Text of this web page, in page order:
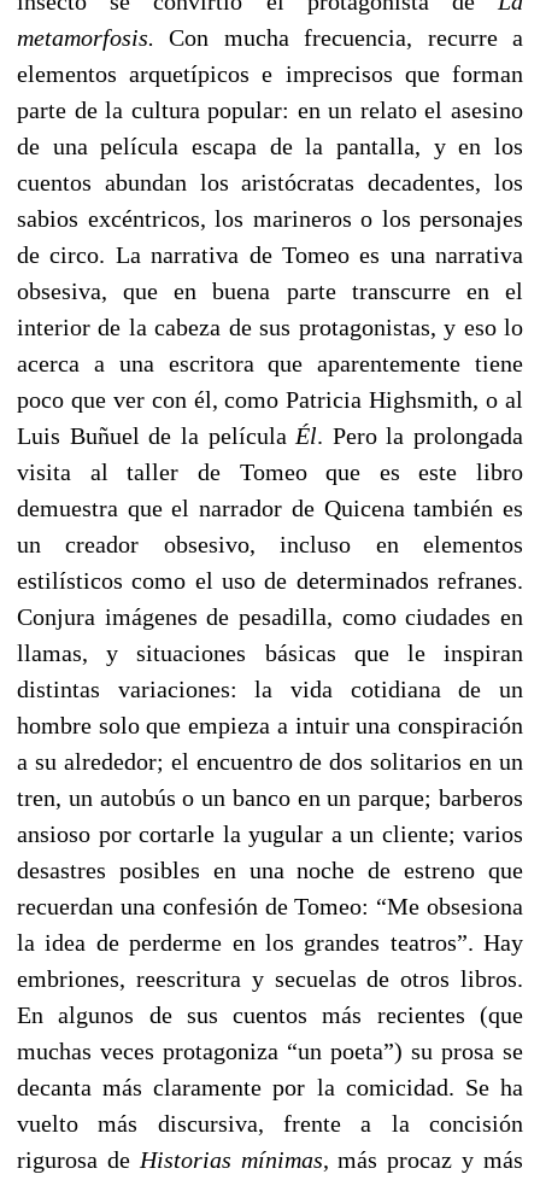
metamorfosis.Con mucha frecuencia, recurre a
elementos arquetípicos e imprecisos que forman
parte de la cultura popular: en un relato el asesino
de una película escapa de la pantalla, y en los
cuentos abundan los aristócratas decadentes, los
sabios excéntricos, los marineros o los personajes
de circo. La narrativa de Tomeo es una narrativa
obsesiva, que en buena parte transcurre en el
interior de la cabeza de sus protagonistas, y eso lo
acerca a una escritora que aparentemente tiene
poco que ver con él, como Patricia Highsmith, o al
Luis Buñuel de la película Él. Pero la prolongada
visita al taller de Tomeo que es este libro
demuestra que el narrador de Quicena también es
un creador obsesivo, incluso en elementos
estilísticos como el uso de determinados refranes.
Conjura imágenes de pesadilla, como ciudades en
llamas, y situaciones básicas que le inspiran
distintas variaciones: la vida cotidiana de un
hombre solo que empieza a intuir una conspiración
a su alrededor; el encuentro de dos solitarios en un
tren, un autobús o un banco en un parque; barberos
ansioso por cortarle la yugular a un cliente; varios
desastres posibles en una noche de estreno que
recuerdan una confesión de Tomeo: “Me obsesiona
la idea de perderme en los grandes teatros”. Hay
embriones, reescritura y secuelas de otros libros.
En algunos de sus cuentos más recientes (que
muchas veces protagoniza “un poeta”) su prosa se
decanta más claramente por la comicidad. Se ha
vuelto más discursiva, frente a la concisión
rigurosa de Historias mínimas, más procaz y más